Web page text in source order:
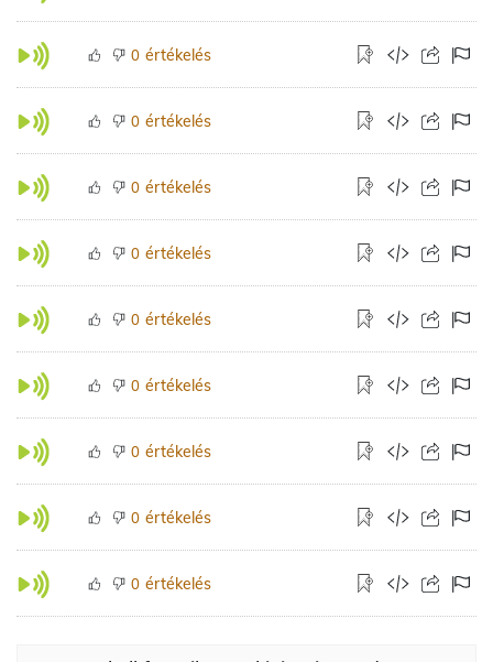
0 értékelés
0 értékelés
0 értékelés
0 értékelés
0 értékelés
0 értékelés
0 értékelés
0 értékelés
0 értékelés